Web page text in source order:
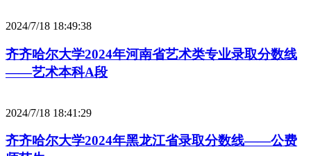
2024/7/18 18:49:38
齐齐哈尔大学2024年河南省艺术类专业录取分数线
——艺术本科A段
2024/7/18 18:41:29
齐齐哈尔大学2024年黑龙江省录取分数线——公费